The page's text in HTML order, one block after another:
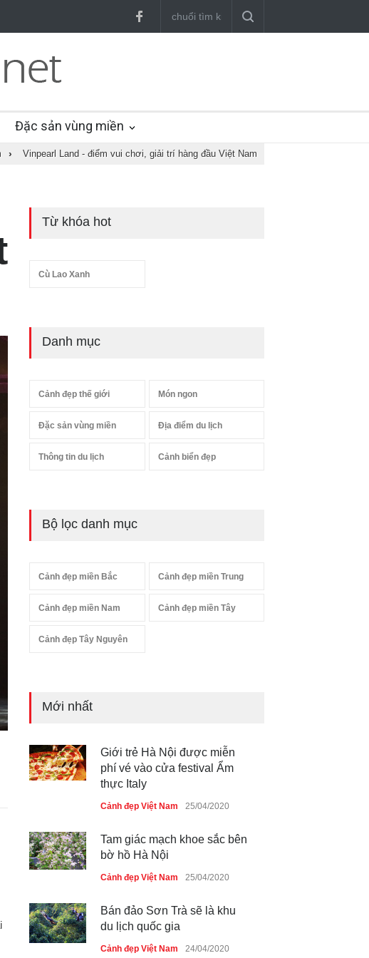
Đặc sản vùng miền
› Vinpearl Land - điểm vui chơi, giải trí hàng đầu Việt Nam
Từ khóa hot
Cù Lao Xanh
Danh mục
Cảnh đẹp thế giới Món ngon
Đặc sản vùng miền Địa điểm du lịch
Thông tin du lịch Cảnh biển đẹp
Bộ lọc danh mục
Cảnh đẹp miền Bắc Cảnh đẹp miền Trung
Cảnh đẹp miền Nam Cảnh đẹp miền Tây
Cảnh đẹp Tây Nguyên
Mới nhất
Giới trẻ Hà Nội được miễn
phí vé vào cửa festival Ẩm
thực Italy
Cảnh đẹp Việt Nam 25/04/2020
Tam giác mạch khoe sắc bên
bờ hồ Hà Nội
Cảnh đẹp Việt Nam 25/04/2020
Bán đảo Sơn Trà sẽ là khu
du lịch quốc gia
Cảnh đẹp Việt Nam 24/04/2020